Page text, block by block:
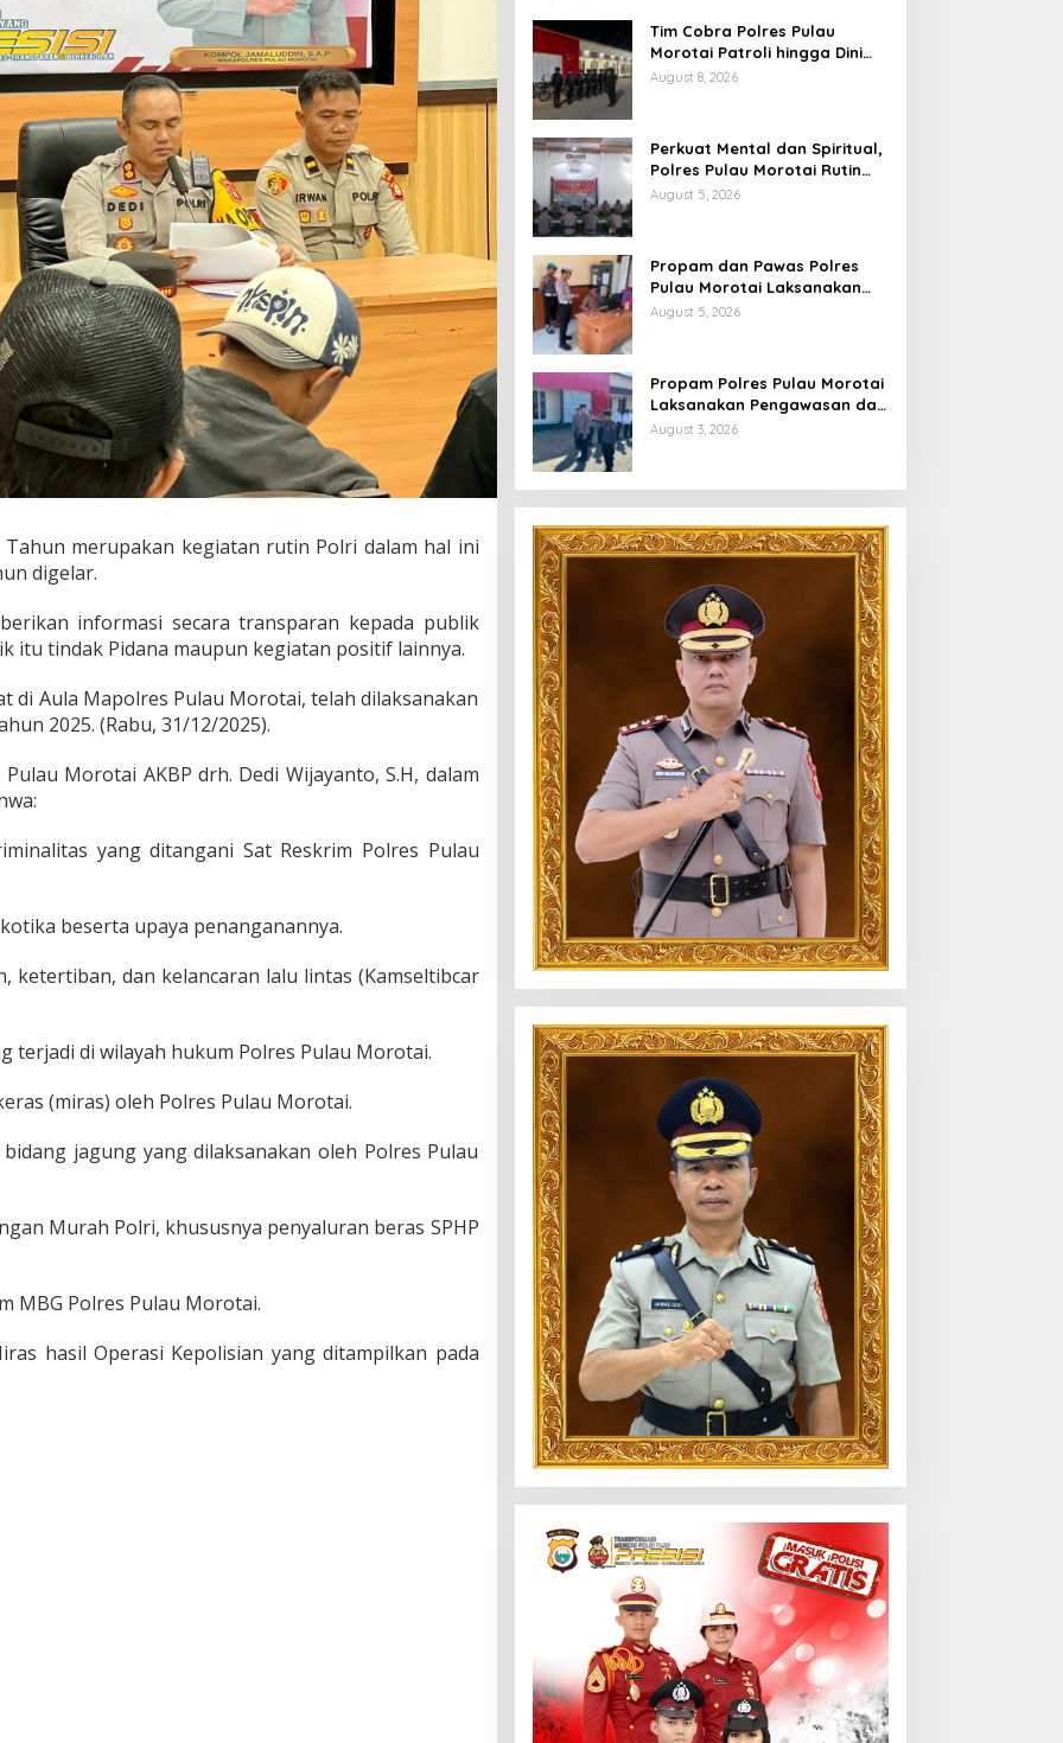
Tahun merupakan kegiatan rutin Polri dalam hal ini
digelar.
informasi secara transparan kepada publik
itu tindak Pidana maupun kegiatan positif lainnya.
di Aula Mapolres Pulau Morotai, telah dilaksanakan
2025. (Rabu, 31/12/2025).
Morotai AKBP drh. Dedi Wijayanto, S.H, dalam
yang ditangani Sat Reskrim Polres Pulau
beserta upaya penanganannya.
ketertiban, dan kelancaran lalu lintas (Kamseltibcar
terjadi di wilayah hukum Polres Pulau Morotai.
(miras) oleh Polres Pulau Morotai.
jagung yang dilaksanakan oleh Polres Pulau
Murah Polri, khususnya penyaluran beras SPHP
MBG Polres Pulau Morotai.
hasil Operasi Kepolisian yang ditampilkan pada
Tim Cobra Polres Pulau
Morotai Patroli hingga Dini
Hari, Cegah Miras dan
August 8, 2026
Perkuat Mental dan Spiritual,
Polres Pulau Morotai Rutin
Gelar Binrohtal untuk Bentuk
August 5, 2026
Propam dan Pawas Polres
Pulau Morotai Laksanakan
Pengecekan Pelayanan,
August 5, 2026
Propam Polres Pulau Morotai
Laksanakan Pengawasan dan
Pengecekan Personel Saat
August 3, 2026